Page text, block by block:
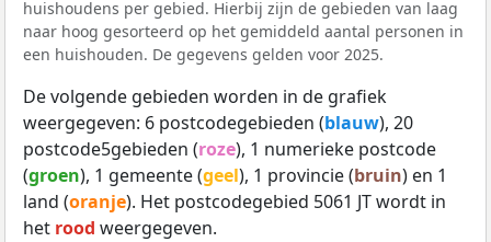
huishoudens per gebied. Hierbij zijn de gebieden van laag
naar hoog gesorteerd op het gemiddeld aantal personen in
een huishouden. De gegevens gelden voor 2025.
De volgende gebieden worden in de grafiek
weergegeven: 6 postcodegebieden (blauw), 20
postcode5gebieden (roze), 1 numerieke postcode
(groen), 1 gemeente (geel), 1 provincie (bruin) en 1
land (oranje). Het postcodegebied 5061 JT wordt in
het rood weergegeven.